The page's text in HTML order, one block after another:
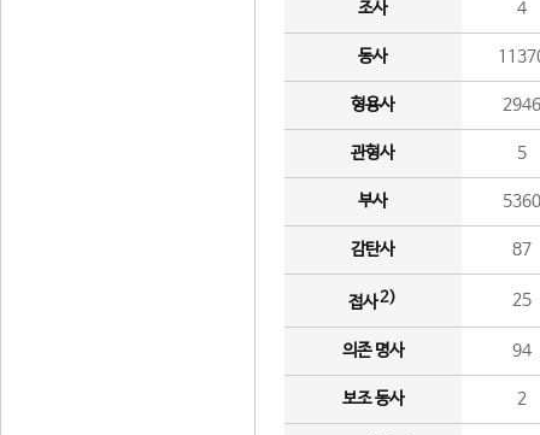
조사 4
동사
형용사 2946
관형사 5
부사 5360
감탄사 87
접사2) 25
의존 명사 94
보조 동사 2